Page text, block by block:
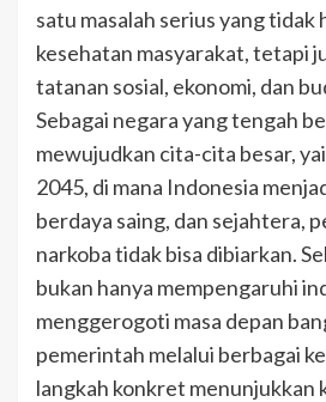
satu masalah serius yang tidak
kesehatan masyarakat, tetapi
tatanan sosial, ekonomi, dan
Sebagai negara yang tengah
mewujudkan cita-cita besar,
2045, di mana Indonesia
berdaya saing, dan sejahtera,
narkoba tidak bisa dibiarkan.
bukan hanya mempengaruhi
menggerogoti masa depan
pemerintah melalui berbagai
langkah konkret menunjukkan